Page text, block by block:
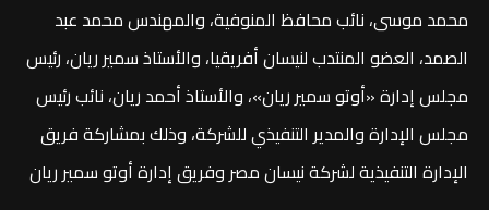
محمد موسى، نائب محافظ المنوفية، والمهندس محمد عبد
الصمد، العضو المنتدب لنيسان أفريقيا، والأستاذ سمير ريان، رئيس
مجلس إدارة «أوتو سمير ريان»، والأستاذ أحمد ريان، نائب رئيس
مجلس الإدارة والمدير التنفيذي للشركة، وذلك بمشاركة فريق
الإدارة التنفيذية لشركة نيسان مصر وفريق إدارة أوتو سمير ريان